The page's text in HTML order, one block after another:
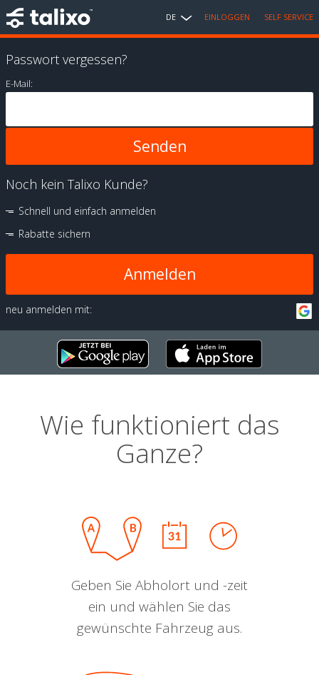
DE EINLOGGEN SELF SERVICE
Passwort vergessen?
E-Mail:
Noch kein Talixo Kunde?
Schnell und einfach anmelden
Rabatte sichern
Anmelden
neu anmelden mit:
Wie funktioniert das
Ganze?
Geben Sie Abholort und -zeit
ein und wählen Sie das
gewünschte Fahrzeug aus.